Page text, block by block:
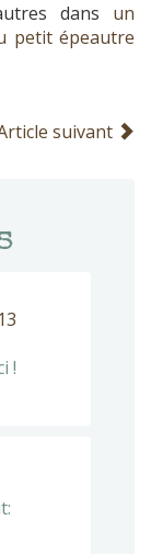
dans un
petit épeautre
suivant
!